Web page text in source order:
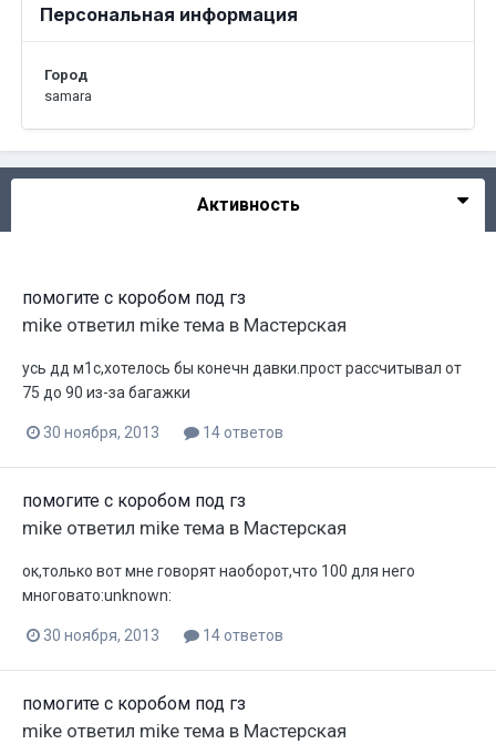
Персональная информация
Город
samara
Активность
помогите с коробом под гз
mike ответил mike тема в Мастерская
усь дд м1с,хотелось бы конечн давки.прост рассчитывал от
75 до 90 из-за багажки
30 ноября, 2013 14 ответов
помогите с коробом под гз
mike ответил mike тема в Мастерская
ок,только вот мне говорят наоборот,что 100 для него
многовато:unknown:
30 ноября, 2013 14 ответов
помогите с коробом под гз
mike ответил mike тема в Мастерская